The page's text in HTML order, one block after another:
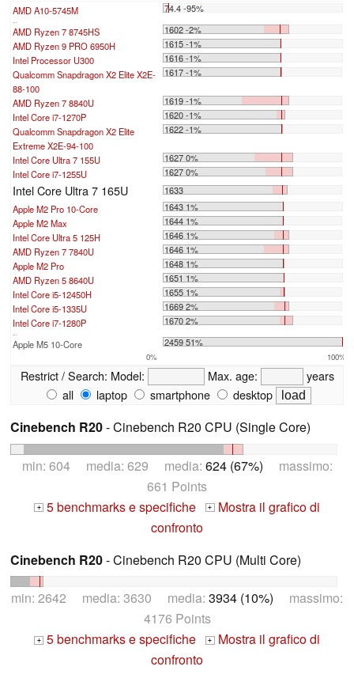
AMD A10-5745M 74.4 -95%
AMD Ryzen 7 8745HS
1602 -2%
AMD Ryzen 9 PRO 6950H
1615 -1%
Intel Processor U300
1616 -1%
Qualcomm Snapdragon X2 Elite X2E-
88-100
1617 -1%
AMD Ryzen 7 8840U
1619 -1%
Intel Core i7-1270P
1620 -1%
Qualcomm Snapdragon X2 Elite
Extreme X2E-94-100
1622 -1%
Intel Core Ultra 7 155U
1627 0%
Intel Core i7-1255U
1627 0%
Intel Core Ultra 7 165U
1633
Apple M2 Pro 10-Core
1643 1%
Apple M2 Max
1644 1%
Intel Core Ultra 5 125H
1646 1%
AMD Ryzen 7 7840U
1646 1%
Apple M2 Pro
1648 1%
AMD Ryzen 5 8640U
1651 1%
Intel Core i5-12450H
1655 1%
Intel Core i5-1335U
1669 2%
Intel Core i7-1280P
1670 2%
Apple M5 10-Core 2459 51%
0% 100%
Restrict / Search: Model: Max. age:
years
all
laptop smartphone desktop
Cinebench R20- Cinebench R20 CPU (Single Core)
min: 604 media: 629 media: 624 (67%) massimo:
661 Points
+ 5 benchmarks e specifiche + Mostra il grafico di
confronto
Cinebench R20- Cinebench R20 CPU (Multi Core)
min: 2642 media: 3630 media: 3934 (10%) massimo:
4176 Points
+ 5 benchmarks e specifiche + Mostra il grafico di
confronto